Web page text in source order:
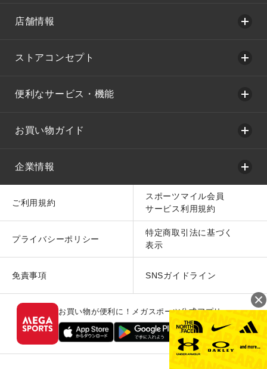
店舗情報
ストアコンセプト
便利なサービス・機能
お買い物ガイド
企業情報
ご利用規約
スポーツマイル会員
サービス利用規約
プライバシーポリシー
特定商取引法に基づく
表示
免責事項 SNSガイドライン
お買い物が便利に！メガスポーツ公式アプリ